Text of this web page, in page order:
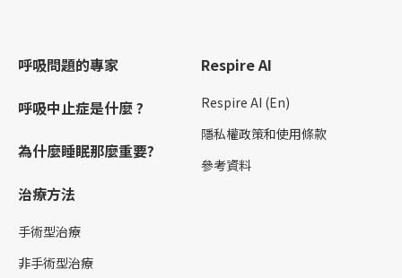
呼吸問題的專家
呼吸中止症是什麼 ?
為什麼睡眠那麼重要?
治療方法
手術型治療
非手術型治療
Respire AI
Respire AI (En)
隱私權政策和使用條款
參考資料